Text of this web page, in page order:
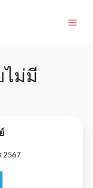
ไม่มี
2567